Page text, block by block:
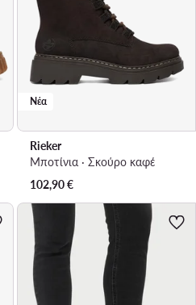
Νέα
Rieker
Μποτίνια · Σκούρο καφέ
102,90€